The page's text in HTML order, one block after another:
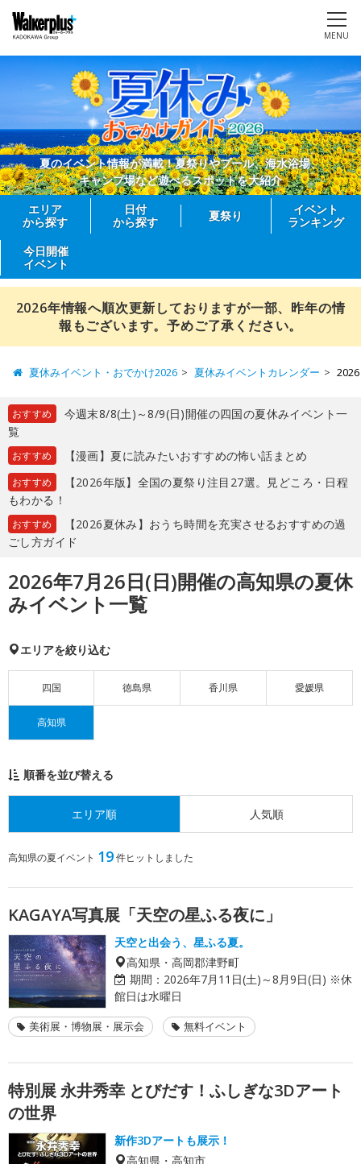
MENU
夏のイベント情報が満載！夏祭りやプール、海水浴場、
キャンプ場など遊べるスポットを大紹介
エリア
から探す
日付
から探す
夏祭り
イベント
ランキング
今日開催
イベント
2026年情報へ順次更新しておりますが一部、昨年の情
報もございます。予めご了承ください。
夏休みイベント・おでかけ2026 夏休みイベントカレンダー
おすすめ
今週末8/8(土)～8/9(日)開催の四国の夏休みイベント一
覧
おすすめ 【漫画】夏に読みたいおすすめの怖い話まとめ
おすすめ
【2026年版】全国の夏祭り注目27選。見どころ・日程
もわかる！
おすすめ
【2026夏休み】おうち時間を充実させるおすすめの過
ごし方ガイド
2026年7月26日(日)開催の高知県の夏休
みイベント一覧
エリアを絞り込む
四国 徳島県 香川県 愛媛県
高知県
順番を並び替える
エリア順 人気順
高知県の夏イベント 19件ヒットしました
KAGAYA写真展「天空の星ふる夜に」
天空と出会う、星ふる夏。
高知県・高岡郡津野町
期間： 2026年7月11日(土)～8月9日(日) ※休
館日は水曜日
美術展・博物展・展示会 無料イベント
特別展 永井秀幸 とびだす！ふしぎな3Dアート
の世界
新作3Dアートも展示！
高知県・高知市